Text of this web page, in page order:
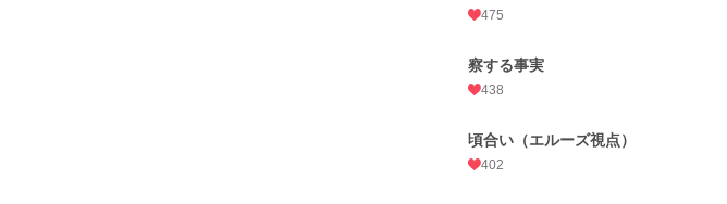
475
察する事実
438
頃合い（エルーズ視点）
402